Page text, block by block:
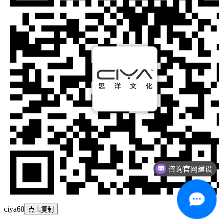
ciya68 点击复制
咨询官网建设
咨询网络营销